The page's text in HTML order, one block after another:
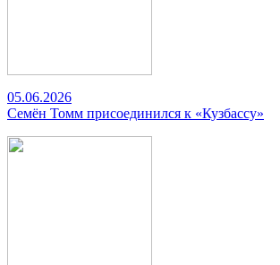
05.06.2026
Семён Томм присоединился к «Кузбассу»